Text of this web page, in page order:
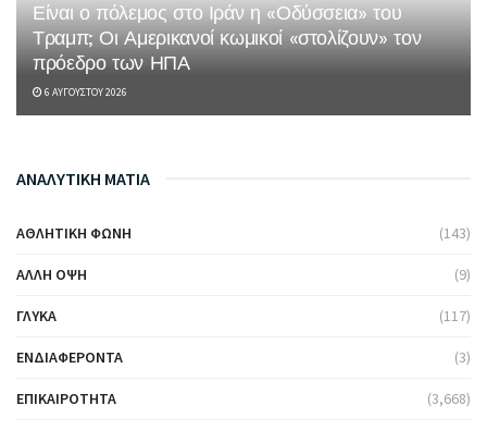
Είναι ο πόλεμος στο Ιράν η «Οδύσσεια» του
Τραμπ; Οι Αμερικανοί κωμικοί «στολίζουν» τον
πρόεδρο των ΗΠΑ
6 ΑΥΓΟΎΣΤΟΥ 2026
ΑΝΑΛΥΤΙΚΗ ΜΑΤΙΑ
ΑΘΛΗΤΙΚΉ ΦΩΝΉ (143)
ΆΛΛΗ ΌΨΗ (9)
ΓΛΥΚΆ (117)
ΕΝΔΙΑΦΈΡΟΝΤΑ (3)
ΕΠΙΚΑΙΡΌΤΗΤΑ (3,668)